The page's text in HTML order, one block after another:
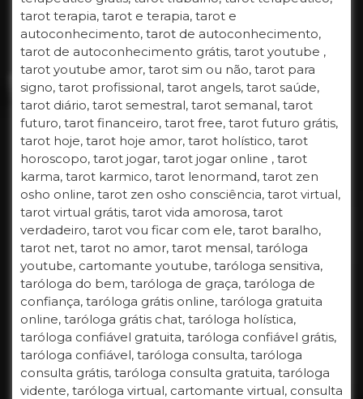
tarot terapia, tarot e terapia, tarot e
autoconhecimento, tarot de autoconhecimento,
tarot de autoconhecimento grátis, tarot youtube ,
tarot youtube amor, tarot sim ou não, tarot para
signo, tarot profissional, tarot angels, tarot saúde,
tarot diário, tarot semestral, tarot semanal, tarot
futuro, tarot financeiro, tarot free, tarot futuro grátis,
tarot hoje, tarot hoje amor, tarot holístico, tarot
horoscopo, tarot jogar, tarot jogar online , tarot
karma, tarot karmico, tarot lenormand, tarot zen
osho online, tarot zen osho consciência, tarot virtual,
tarot virtual grátis, tarot vida amorosa, tarot
verdadeiro, tarot vou ficar com ele, tarot baralho,
tarot net, tarot no amor, tarot mensal, taróloga
youtube, cartomante youtube, taróloga sensitiva,
taróloga do bem, taróloga de graça, taróloga de
confiança, taróloga grátis online, taróloga gratuita
online, taróloga grátis chat, taróloga holística,
taróloga confiável gratuita, taróloga confiável grátis,
taróloga confiável, taróloga consulta, taróloga
consulta grátis, taróloga consulta gratuita, taróloga
vidente, taróloga virtual, cartomante virtual, consulta